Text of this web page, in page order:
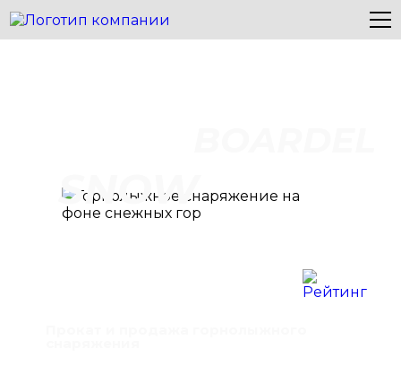
SNOW